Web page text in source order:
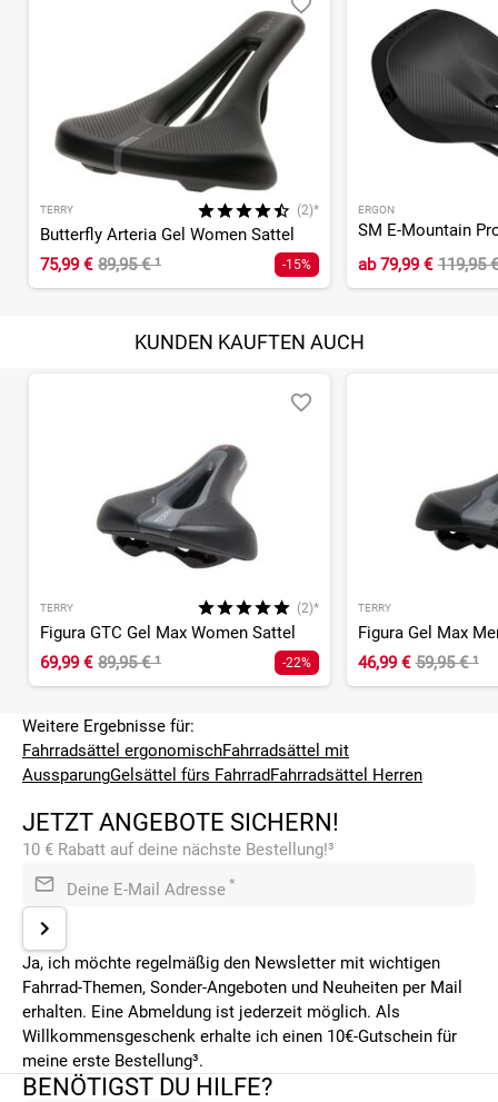
TERRY (2)*
Butterfly Arteria Gel Women Sattel
75,99 € 89,95 €¹ -15%
ERGON
SM E-Mountain
ab79,99 € 119,95
KUNDEN KAUFTEN AUCH
TERRY (2)*
Figura GTC Gel Max Women Sattel
69,99 € 89,95 €¹ -22%
TERRY
Figura Gel Max
46,99 € 59,95 €¹
Weitere Ergebnisse für:
Fahrradsättel ergonomischFahrradsättel mit
AussparungGelsättel fürs FahrradFahrradsättel Herren
JETZT ANGEBOTE SICHERN!
10 € Rabatt auf deine nächste Bestellung!³
Deine E-Mail Adresse *
Ja, ich möchte regelmäßig den Newsletter mit wichtigen
Fahrrad-Themen, Sonder-Angeboten und Neuheiten per Mail
erhalten. Eine Abmeldung ist jederzeit möglich. Als
Willkommensgeschenk erhalte ich einen 10€-Gutschein für
meine erste Bestellung³.
BENÖTIGST DU HILFE?